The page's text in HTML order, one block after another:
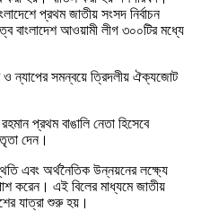
প্রথম জাতীয় সংসদ নির্বাচন
বাংলাদেশ আওয়ামী লীগ ৩০০টির মধ্যে
ও ন্যাপের সমন্বয়ে ত্রিদলীয় ঐক্যজোট
প্রথম বাঙালি নেতা হিসেবে
দেন।
এবং অর্থনৈতিক উন্নয়নের লক্ষ্যে
করেন। এই বিলের মাধ্যমে জাতীয়
যাত্রা শুরু হয়।